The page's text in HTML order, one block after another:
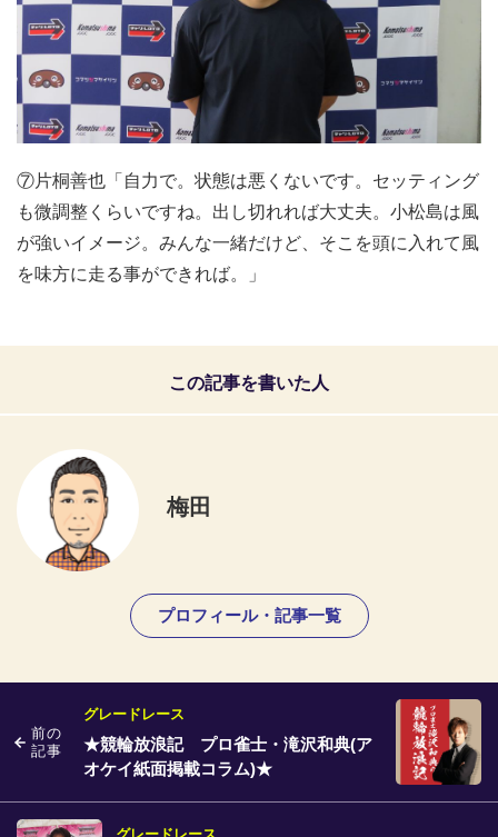
⑦片桐善也「自力で。状態は悪くないです。セッティング
も微調整くらいですね。出し切れれば大丈夫。小松島は風
が強いイメージ。みんな一緒だけど、そこを頭に入れて風
を味方に走る事ができれば。」
この記事を書いた人
梅田
プロフィール・記事一覧
前の
記事
グレードレース
★競輪放浪記 プロ雀士・滝沢和典(ア
オケイ紙面掲載コラム)★